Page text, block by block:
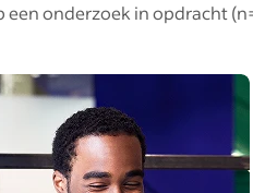
onderzoek in opdracht